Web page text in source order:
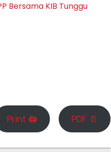
Bersama KIB Tunggu
Print 🖨 PDF 📄